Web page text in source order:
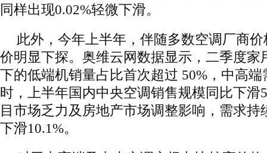
同样出现0.02%轻微下滑。
此外，今年上半年，伴随多数空调厂商
价明显下探。奥维云网数据显示，二季度家
下的低端机销量占比首次超过 50%，中高
时，上半年国内中央空调销售规模同比下滑
目市场乏力及房地产市场调整影响，需求持
下滑10.1%。